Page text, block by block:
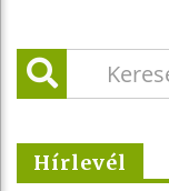
Hírlevél